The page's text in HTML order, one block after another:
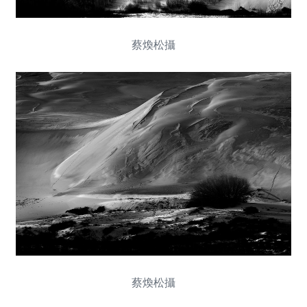
蔡煥松攝
蔡煥松攝